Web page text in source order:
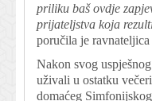
priliku baš ovdje
prijateljstva koja
poručila je ravnateljica
Nakon svog
uživali u ostatku
domaćeg